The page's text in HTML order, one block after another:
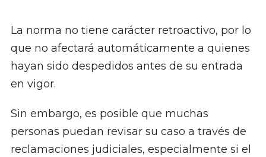
La norma no tiene carácter retroactivo, por lo
que no afectará automáticamente a quienes
hayan sido despedidos antes de su entrada
en vigor.
Sin embargo, es posible que muchas
personas puedan revisar su caso a través de
reclamaciones judiciales, especialmente si el